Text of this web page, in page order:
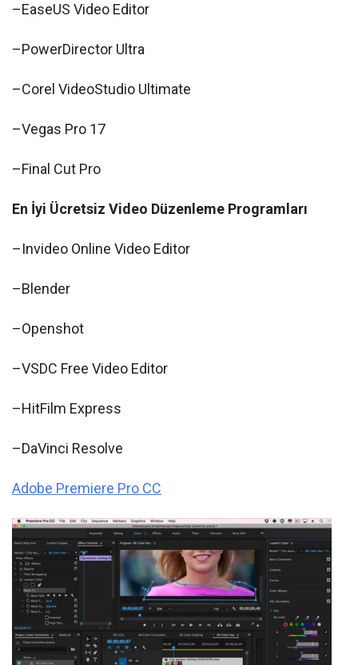
–EaseUS Video Editor
–PowerDirector Ultra
–Corel VideoStudio Ultimate
–Vegas Pro 17
–Final Cut Pro
En İyi Ücretsiz Video Düzenleme Programları
–Invideo Online Video Editor
–Blender
–Openshot
–VSDC Free Video Editor
–HitFilm Express
–DaVinci Resolve
Adobe Premiere Pro CC